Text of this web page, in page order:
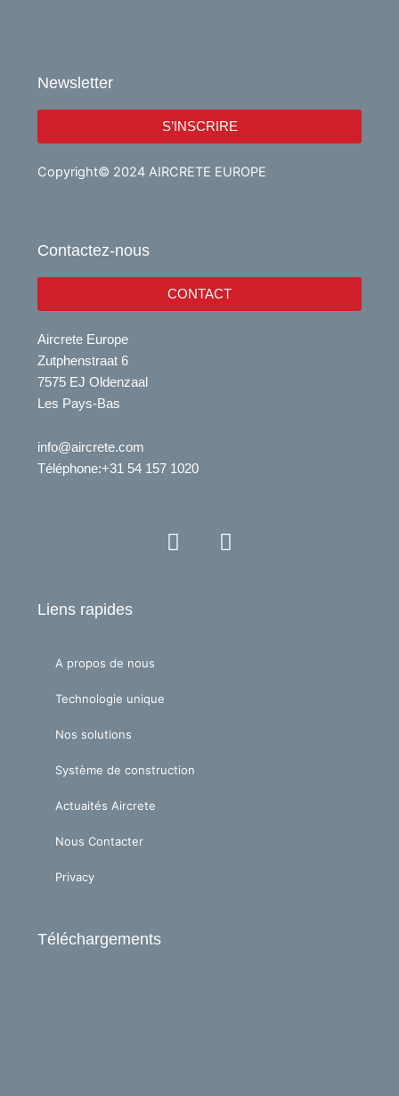
Newsletter
S’INSCRIRE
Copyright© 2024 AIRCRETE EUROPE
Contactez-nous
CONTACT
Aircrete Europe
Zutphenstraat 6
7575 EJ Oldenzaal
Les Pays-Bas
info@aircrete.com
Téléphone:+31 54 157 1020
Y
o
L
i
Liens rapides
A propos de nous
Technologie unique
Nos solutions
Système de construction
Actuaités Aircrete
Nous Contacter
Privacy
Téléchargements